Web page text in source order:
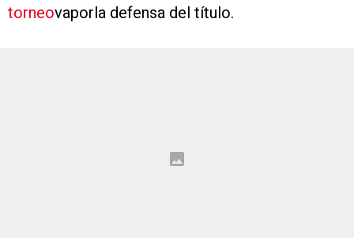
torneovaporla defensa del título.